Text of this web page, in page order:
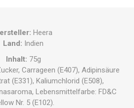
Heera
Land: Indien
Inhalt: 75g
Carrageen (E407), Adipinsäure
(E331), Kaliumchlorid (E508),
Lebensmittelfarbe: FD&C
Nr. 5 (E102).